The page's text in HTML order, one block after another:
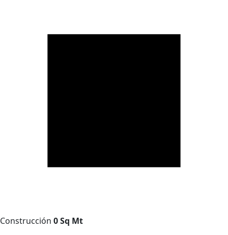
Construcción 0 Sq Mt